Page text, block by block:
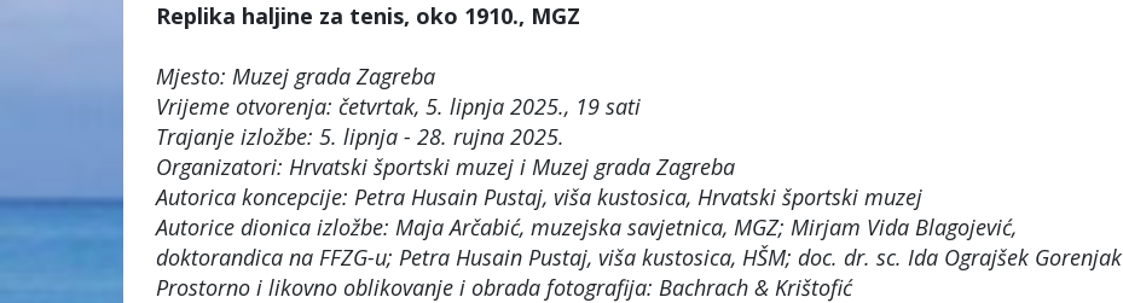
Replika haljine za tenis, oko 1910., MGZ
Mjesto: Muzej grada Zagreba
Vrijeme otvorenja: četvrtak, 5. lipnja 2025., 19 sati
Trajanje izložbe: 5. lipnja - 28. rujna 2025.
Organizatori: Hrvatski športski muzej i Muzej grada Zagreba
Autorica koncepcije: Petra Husain Pustaj, viša kustosica, Hrvatski športski muzej
Autorice dionica izložbe: Maja Arčabić, muzejska savjetnica, MGZ; Mirjam Vida Blagojević,
doktorandica na FFZG-u; Petra Husain Pustaj, viša kustosica, HŠM; doc. dr. sc. Ida Ograjšek Gorenjak
Prostorno i likovno oblikovanje i obrada fotografija: Bachrach & Krištofić